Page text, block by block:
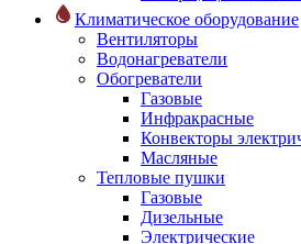
Климатическое оборудование
Вентиляторы
Водонагреватели
Обогреватели
Газовые
Инфракрасные
Конвекторы
Масляные
Тепловые пушки
Газовые
Дизельные
Электрические